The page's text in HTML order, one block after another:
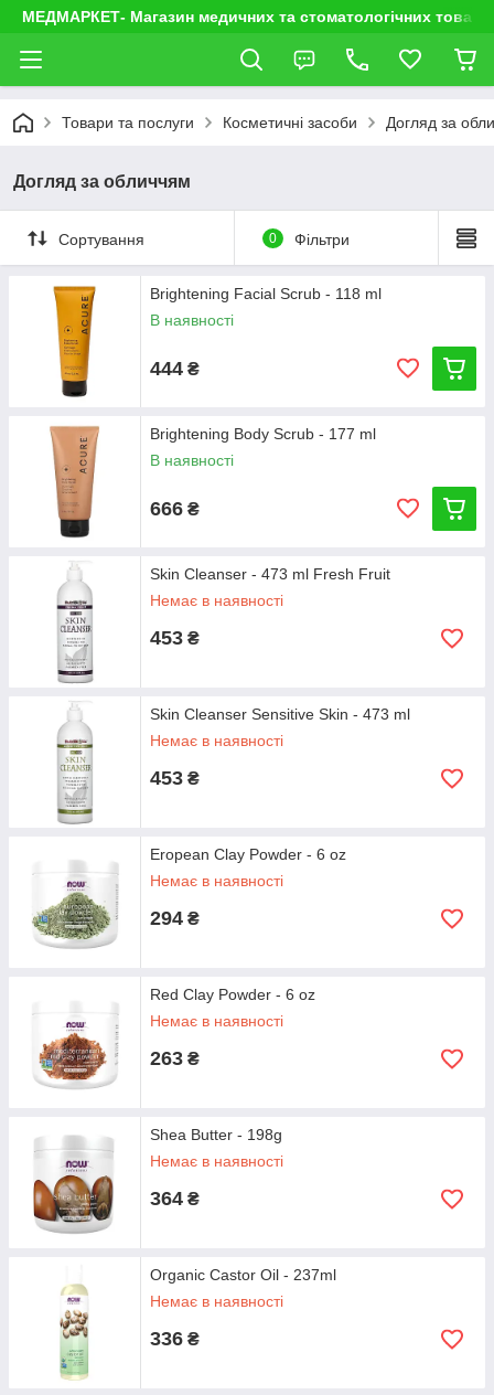
МЕДМАРКЕТ- Магазин медичних та стоматологічних
Товари та послуги Косметичні засоби Догляд за
Догляд за обличчям
Сортування 0 Фільтри
Brightening Facial Scrub - 118 ml
В наявності
444 ₴
Brightening Body Scrub - 177 ml
В наявності
666 ₴
Skin Cleanser - 473 ml Fresh Fruit
Немає в наявності
453 ₴
Skin Cleanser Sensitive Skin - 473 ml
Немає в наявності
453 ₴
Eropean Clay Powder - 6 oz
Немає в наявності
294 ₴
Red Clay Powder - 6 oz
Немає в наявності
263 ₴
Shea Butter - 198g
Немає в наявності
364 ₴
Organic Castor Oil - 237ml
Немає в наявності
336 ₴